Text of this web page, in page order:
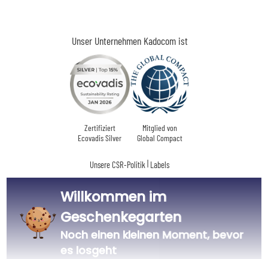
Unser Unternehmen Kadocom ist
Zertifiziert
Ecovadis Silver
Mitglied von
Global Compact
Unsere CSR-Politik | Labels
Willkommen im
Geschenkegarten
Noch einen kleinen Moment, bevor
es losgeht